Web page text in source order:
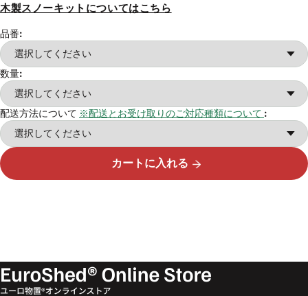
木製スノーキットについてはこちら
品番:
数量:
配送方法について ※配送とお受け取りのご対応種類について :
カートに入れる